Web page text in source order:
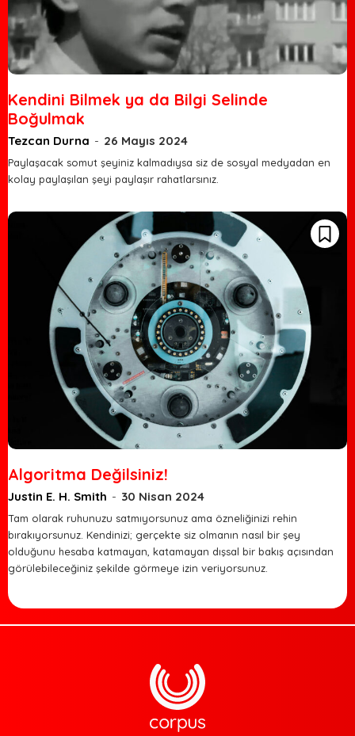
Kendini Bilmek ya da Bilgi Selinde
Boğulmak
Tezcan Durna - 26 Mayıs 2024
Paylaşacak somut şeyiniz kalmadıysa siz de sosyal medyadan en
kolay paylaşılan şeyi paylaşır rahatlarsınız.
Algoritma Değilsiniz!
Justin E. H. Smith - 30 Nisan 2024
Tam olarak ruhunuzu satmıyorsunuz ama özneliğinizi rehin
bırakıyorsunuz. Kendinizi; gerçekte siz olmanın nasıl bir şey
olduğunu hesaba katmayan, katamayan dışsal bir bakış açısından
görülebileceğiniz şekilde görmeye izin veriyorsunuz.